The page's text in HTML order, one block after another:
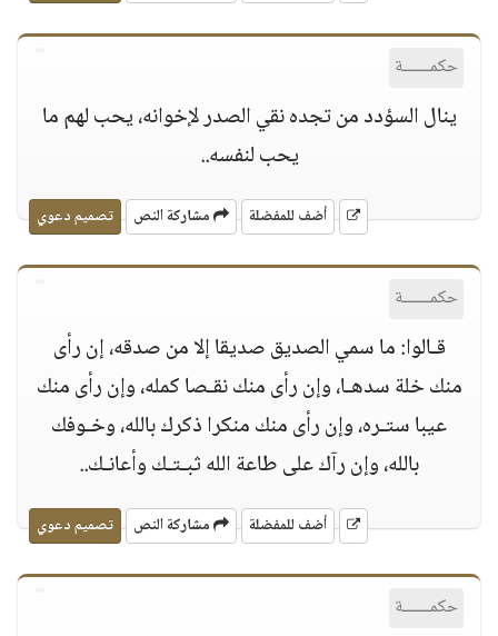
حكمــــــة
ينال السؤدد من تجده نقي الصدر لإخوانه، يحب لهم ما
يحب لنفسه..
أضف للمفضلة مشاركة النص تصميم دعوي
حكمــــــة
قـالوا: ما سمي الصديق صديقا إلا من صدقه، إن رأى
منك خلة سدهـا، وإن رأى منك نقـصا كمله، وإن رأى منك
عيبا ستـره، وإن رأى منك منكرا ذكرك بالله، وخـوفك
بالله، وإن رآك على طاعة الله ثبـتـك وأعانـك..
أضف للمفضلة مشاركة النص تصميم دعوي
حكمــــــة